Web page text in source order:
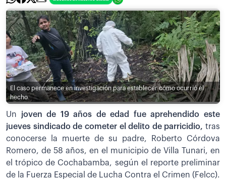
El caso permanece en investigación para establecer cómo ocurrió el
hecho
Un joven de 19 años de edad fue aprehendido este
jueves sindicado de cometer el delito de parricidio, tras
conocerse la muerte de su padre, Roberto Córdova
Romero, de 58 años, en el municipio de Villa Tunari, en
el trópico de Cochabamba, según el reporte preliminar
de la Fuerza Especial de Lucha Contra el Crimen (Felcc).